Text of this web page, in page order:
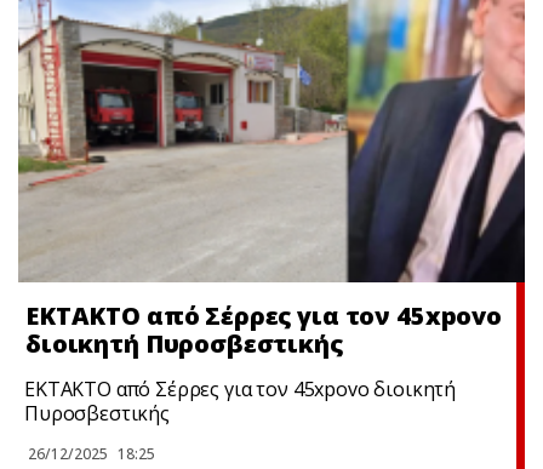
ΕΚΤΑΚΤΟ από Σέρρες για τον 45xpovo
διοικητή Πυροσβεστικής
ΕΚΤΑΚΤΟ από Σέρρες για τον 45xpovo διοικητή
Πυροσβεστικής
26/12/2025 18:25